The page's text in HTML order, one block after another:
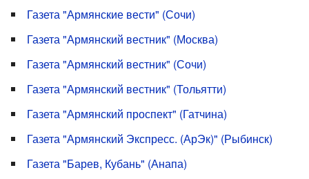
Газета "Армянские вести" (Сочи)
Газета "Армянский вестник" (Москва)
Газета "Армянский вестник" (Сочи)
Газета "Армянский вестник" (Тольятти)
Газета "Армянский проспект" (Гатчина)
Газета "Армянский Экспресс. (АрЭк)" (Рыбинск)
Газета "Барев, Кубань" (Анапа)